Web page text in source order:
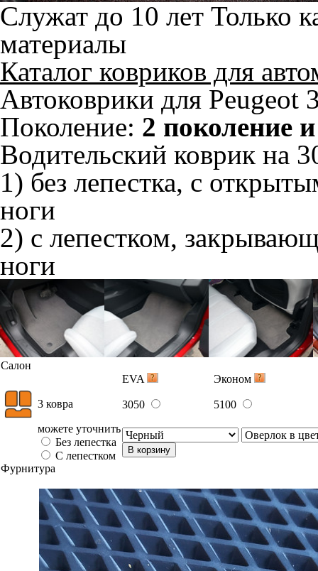
Служат до 10 лет Только
материалы
Каталог ковриков для
Автоковрики для Peugeot
Поколение: 2 поколение
Водительский коврик на
1) без лепестка, с
ноги
2) с лепестком,
ноги
Салон
EVA
Эконом
3 ковра 3050
5100
можете уточнить
Без лепестка
С лепестком
В корзину
Фурнитура